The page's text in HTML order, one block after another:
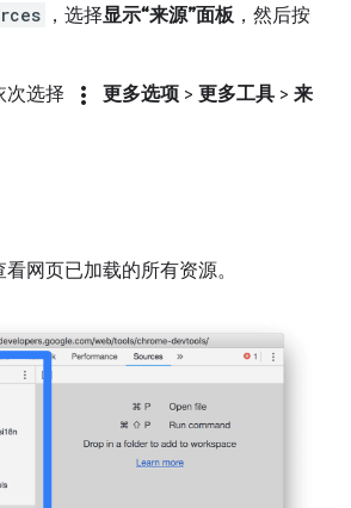
，选择显示“来源”面板，然后按
次选择 more_vert 更多选项 > 更多工具 > 来
网页已加载的所有资源。